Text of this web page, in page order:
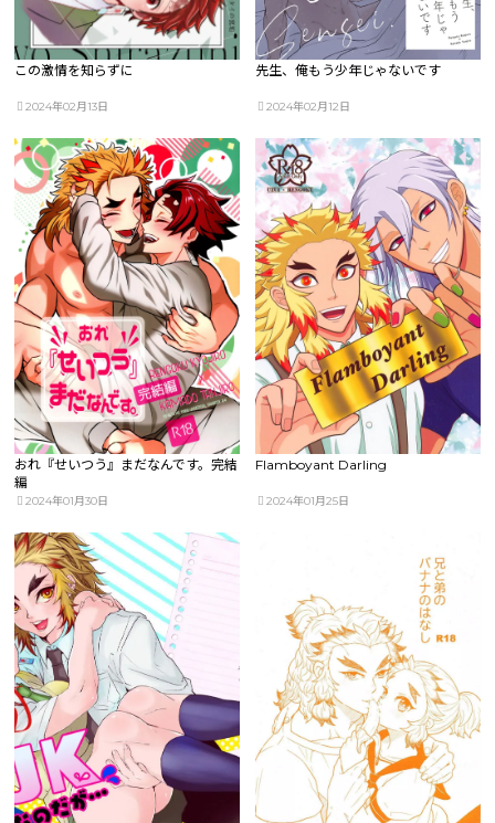
この激情を知らずに
2024年02月13日
先生、俺もう少年じゃないです
2024年02月12日
おれ『せいつう』まだなんです。完結
編
2024年01月30日
Flamboyant Darling
2024年01月25日